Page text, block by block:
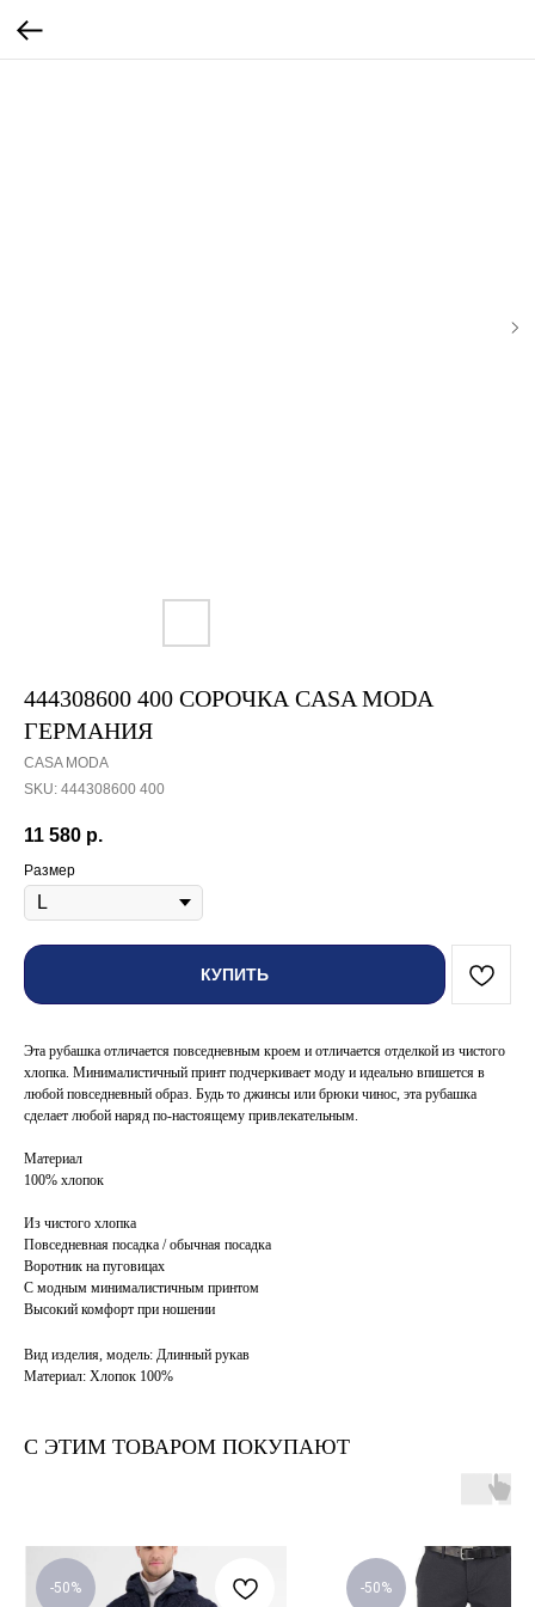
444308600 400 СОРОЧКА CASA MODA
ГЕРМАНИЯ
CASA MODA
SKU: 444308600 400
11 580 р.
Размер
КУПИТЬ
Эта рубашка отличается повседневным кроем и отличается отделкой из чистого
хлопка. Минималистичный принт подчеркивает моду и идеально впишется в
любой повседневный образ. Будь то джинсы или брюки чинос, эта рубашка
сделает любой наряд по-настоящему привлекательным.
Материал
100% хлопок
Из чистого хлопка
Повседневная посадка / обычная посадка
Воротник на пуговицах
С модным минималистичным принтом
Высокий комфорт при ношении
Вид изделия, модель: Длинный рукав
Материал: Хлопок 100%
С ЭТИМ ТОВАРОМ ПОКУПАЮТ
-50% -50%